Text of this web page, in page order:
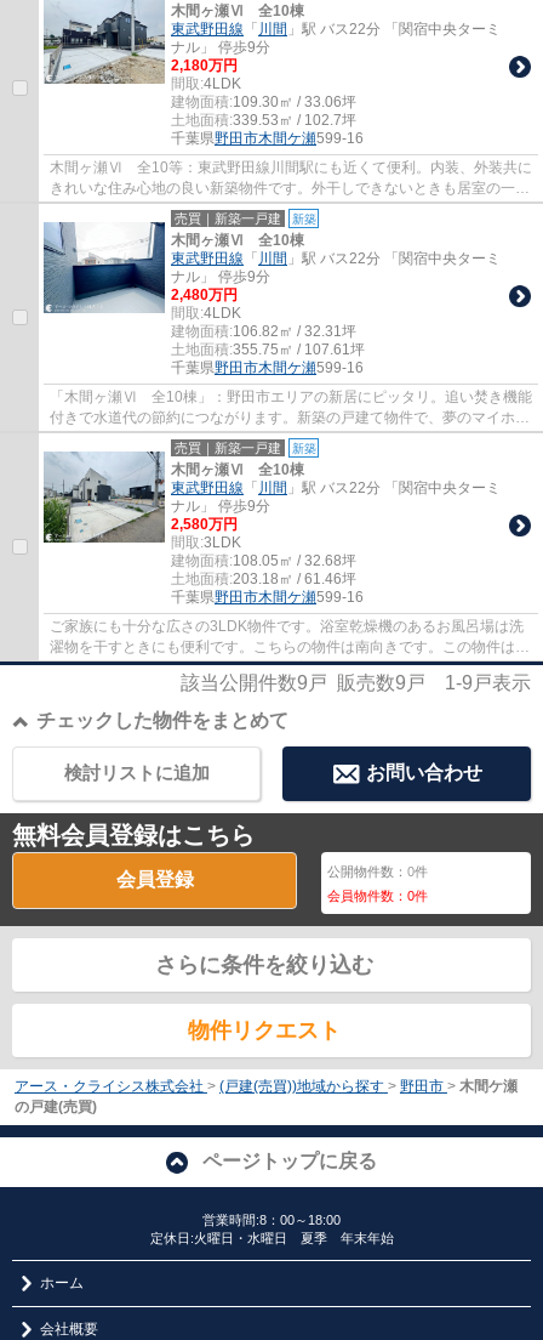
木間ヶ瀬Ⅵ 全10棟
東武野田線 「 川間 」駅 バス22分 「関宿中央ターミ
ナル」 停歩9分
2,180万円
間取:4LDK
建物面積:109.30㎡ / 33.06坪
土地面積:339.53㎡ / 102.7坪
千葉県野田市木間ケ瀬599-16
木間ヶ瀬Ⅵ 全10等：東武野田線川間駅にも近くて便利。内装、外装共に
きれいな住み心地の良い新築物件です。外干しできないときも居室の一部
を物干しスペースにしなくて済む、浴室乾燥...
売買｜新築一戸建 新築
木間ヶ瀬Ⅵ 全10棟
東武野田線 「 川間 」駅 バス22分 「関宿中央ターミ
ナル」 停歩9分
2,480万円
間取:4LDK
建物面積:106.82㎡ / 32.31坪
土地面積:355.75㎡ / 107.61坪
千葉県野田市木間ケ瀬599-16
「木間ヶ瀬Ⅵ 全10棟」：野田市エリアの新居にピッタリ。追い焚き機能
付きで水道代の節約につながります。新築の戸建て物件で、夢のマイホー
ム生活を送りませんか。近所に迷惑かけない...
売買｜新築一戸建 新築
木間ヶ瀬Ⅵ 全10棟
東武野田線 「 川間 」駅 バス22分 「関宿中央ターミ
ナル」 停歩9分
2,580万円
間取:3LDK
建物面積:108.05㎡ / 32.68坪
土地面積:203.18㎡ / 61.46坪
千葉県野田市木間ケ瀬599-16
ご家族にも十分な広さの3LDK物件です。浴室乾燥機のあるお風呂場は洗
濯物を干すときにも便利です。こちらの物件は南向きです。この物件は
広々としたシステムキッチンなので、普段の料...
該当公開件数9 戸 販売数9 戸 1-9 戸表示
チェックした物件をまとめて
お問い合わせ
検討リストに追加
無料会員登録はこちら
会員登録 公開物件数：0件
会員物件数：0件
さらに条件を絞り込む
物件リクエスト
アース・クライシス株式会社 > (戸建(売買))地域から探す > 野田市 > 木間ケ瀬
の戸建(売買)
ページトップに戻る
営業時間:8：00～18:00
定休日:火曜日・水曜日 夏季 年末年始
ホーム
会社概要